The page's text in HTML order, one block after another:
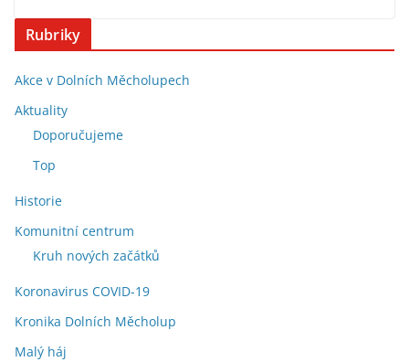
Rubriky
Akce v Dolních Měcholupech
Aktuality
Doporučujeme
Top
Historie
Komunitní centrum
Kruh nových začátků
Koronavirus COVID-19
Kronika Dolních Měcholup
Malý háj